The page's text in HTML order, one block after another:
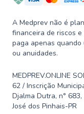
A Medprev não é
financeira de riscos
paga apenas quando
ou anuidades.
MEDPREV.ONLINE
62 / Inscrição
Djalma Dutra, n°
José dos Pinhais-PR